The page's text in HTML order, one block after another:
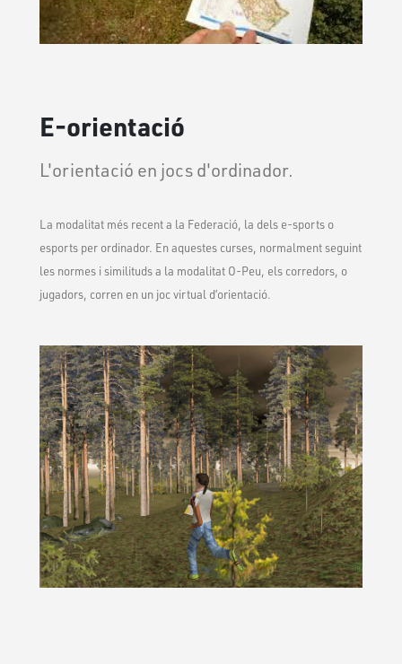
E-orientació
L'orientació en jocs d'ordinador.
La modalitat més recent a la Federació, la dels e-sports o
esports per ordinador. En aquestes curses, normalment seguint
les normes i similituds a la modalitat O-Peu, els corredors, o
jugadors, corren en un joc virtual d’orientació.